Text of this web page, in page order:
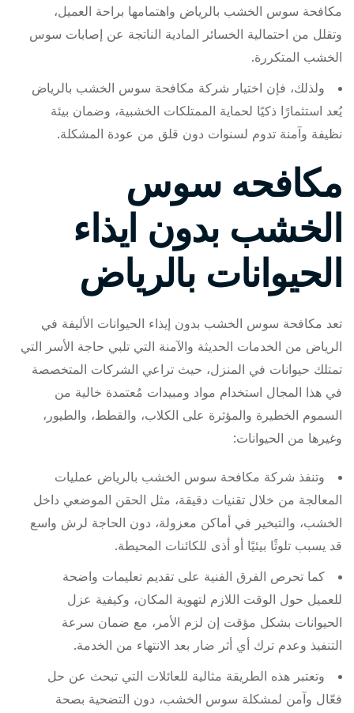
مكافحة سوس الخشب بالرياض واهتمامها براحة العميل،
وتقلل من احتمالية الخسائر المادية الناتجة عن إصابات سوس
الخشب المتكررة.
ولذلك، فإن اختيار شركة مكافحة سوس الخشب بالرياض
يُعد استثمارًا ذكيًا لحماية الممتلكات الخشبية، وضمان بيئة
نظيفة وآمنة تدوم لسنوات دون قلق من عودة المشكلة.
مكافحه سوس
الخشب بدون ايذاء
الحيوانات بالرياض
تعد مكافحة سوس الخشب بدون إيذاء الحيوانات الأليفة في
الرياض من الخدمات الحديثة والآمنة التي تلبي حاجة الأسر التي
تمتلك حيوانات في المنزل، حيث تراعي الشركات المتخصصة
في هذا المجال استخدام مواد ومبيدات مُعتمدة خالية من
السموم الخطيرة والمؤثرة على الكلاب، والقطط، والطيور،
وغيرها من الحيوانات:
وتنفذ شركة مكافحة سوس الخشب بالرياض عمليات
المعالجة من خلال تقنيات دقيقة، مثل الحقن الموضعي داخل
الخشب، والتبخير في أماكن معزولة، دون الحاجة لرش واسع
قد يسبب تلوثًا بيئيًا أو أذى للكائنات المحيطة.
كما تحرص الفرق الفنية على تقديم تعليمات واضحة
للعميل حول الوقت اللازم لتهوية المكان، وكيفية عزل
الحيوانات بشكل مؤقت إن لزم الأمر، مع ضمان سرعة
التنفيذ وعدم ترك أي أثر ضار بعد الانتهاء من الخدمة.
وتعتبر هذه الطريقة مثالية للعائلات التي تبحث عن حل
فعّال وآمن لمشكلة سوس الخشب، دون التضحية بصحة